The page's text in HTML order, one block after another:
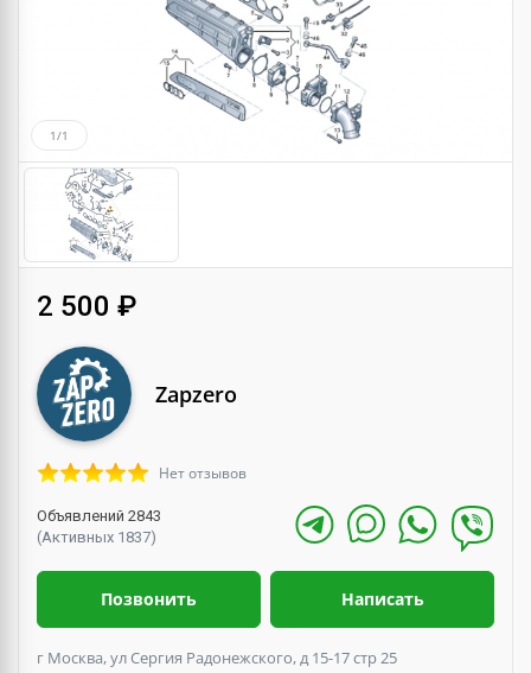
1/1
2 500 ₽
Zapzero
Нет отзывов
Объявлений 2843
(Активных 1837)
Позвонить Написать
г Москва, ул Сергия Радонежского, д 15-17 стр 25